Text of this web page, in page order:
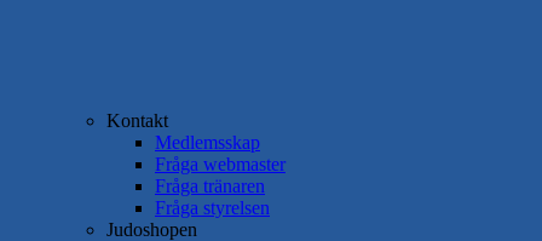
Kontakt
Medlemsskap
Fråga webmaster
Fråga tränaren
Fråga styrelsen
Judoshopen